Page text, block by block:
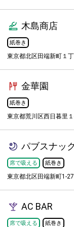
木島商店
紙巻き
東京都北区田端新町１
金華園
紙巻き
東京都荒川区西日暮里１
パブスナッ
席で吸える 紙巻き
東京都北区田端新町1-
AC BAR
席で吸える 紙巻き